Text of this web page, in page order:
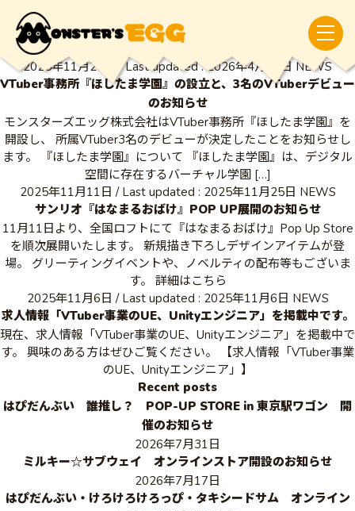
HOME
11月 2025
2025年11月25日
/ Last updated :2026年4月11日 NEWS
VTuber事務所『ほしたま学園』の設立と、3名のVTuberデビュー
のお知らせ
モンスターズエッグ株式会社はVTuber事務所『ほしたま学園』を
開設し、 所属VTuber3名のデビューが決定したことをお知らせし
ます。 『ほしたま学園』について 『ほしたま学園』は、デジタル
空間に存在するバーチャル学園 […]
2025年11月11日 / Last updated : 2025年11月25日 NEWS
サンリオ『はなまるおばけ』POP UP展開のお知らせ
11月11日より、全国ロフトにて『はなまるおばけ』Pop Up Store
を順次展開いたします。 新規描き下ろしデザインアイテムが登
場。 グリーティングイベントや、ノベルティの配布等もございま
す。 詳細はこちら
2025年11月6日 / Last updated : 2025年11月6日 NEWS
求人情報「VTuber事業のUE、Unityエンジニア」を掲載中です。
現在、求人情報「VTuber事業のUE、Unityエンジニア」を掲載中で
す。 興味のある方はぜひご覧ください。 【求人情報「VTuber事業
のUE、Unityエンジニア」】
Recent posts
はぴだんぶい 誰推し？ POP-UP STORE in 東京駅ワゴン 開
催のお知らせ
2026年7月31日
ミルキー☆サブウェイ オンラインストア開設のお知らせ
2026年7月17日
はぴだんぶい・けろけろけろっぴ・タキシードサム オンライン